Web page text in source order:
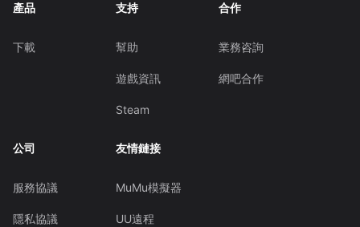
產品
下載
支持
幫助
遊戲資訊
Steam
合作
業務咨詢
網吧合作
公司
服務協議
隱私協議
友情鏈接
MuMu模擬器
UU遠程